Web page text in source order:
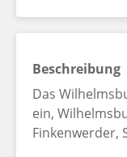
Beschreibung
Das
ein,
Finkenwerder,